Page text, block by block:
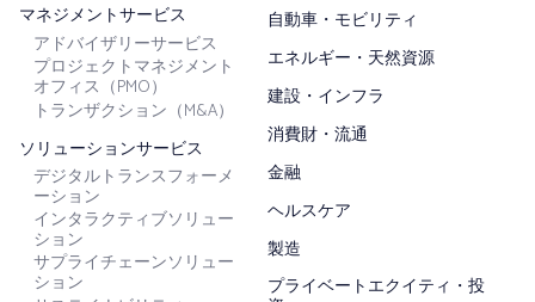
マネジメントサービス
アドバイザリーサービス
プロジェクトマネジメント
オフィス（PMO）
トランザクション（M&A）
ソリューションサービス
デジタルトランスフォーメ
ーション
インタラクティブソリュー
ション
サプライチェーンソリュー
ション
自動車・モビリティ
エネルギー・天然資源
建設・インフラ
消費財・流通
金融
ヘルスケア
製造
プライベートエクイティ・投